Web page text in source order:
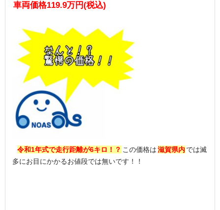
車両価格119.9万円(税込)
令和1年式で走行距離が6キロ！？ この価格は滋賀県内では滅
多にお目にかかるお値段では無いです！！